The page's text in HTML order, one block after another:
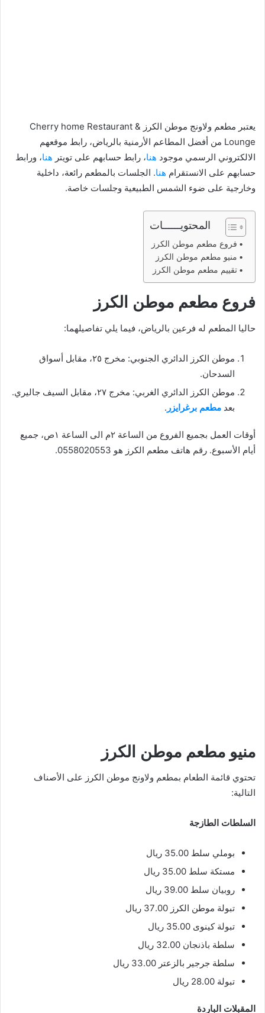
يعتبر مطعم ولاونج موطن الكرز Cherry home Restaurant &
Lounge من أفضل المطاعم الأرمنية بالرياض، رابط موقعهم
الالكتروني الرسمي موجود هنا، رابط حسابهم على تويتر هنا، ورابط
حسابهم على الانستقرام هنا. الجلسات بالمطعم رائعة، داخلية
وخارجية على ضوء الشمس الطبيعية وجلسات خاصة.
المحتويــــــات
فروع مطعم موطن الكرز
منيو مطعم موطن الكرز
تقييم مطعم موطن الكرز
فروع مطعم موطن الكرز
حاليا المطعم له فرعين بالرياض، فيما يلي تفاصيلهما:
موطن الكرز الدائري الجنوبي: مخرج ٢٥، مقابل أسواق
السدحان.
موطن الكرز الدائري الغربي: مخرج ٢٧، مقابل السيف جاليري.
بعد مطعم برغرايزر .
أوقات العمل بجميع الفروع من الساعة ٢م الى الساعة ١ص، جميع
أيام الأسبوع. رقم هاتف مطعم الكرز هو 0558020553.
منيو مطعم موطن الكرز
تحتوي قائمة الطعام بمطعم ولاونج موطن الكرز على الأصناف
التالية:
السلطات الطازجة
بوملي سلط 35.00 ريال
مستكة سلط 35.00 ريال
روبيان سلط 39.00 ريال
تبولة موطن الكرز 37.00 ريال
تبولة كينوى 35.00 ريال
سلطة باذنجان 32.00 ريال
سلطة جرجير بالزعتر 33.00 ريال
تبولة 28.00 ريال
المقبلات الباردة